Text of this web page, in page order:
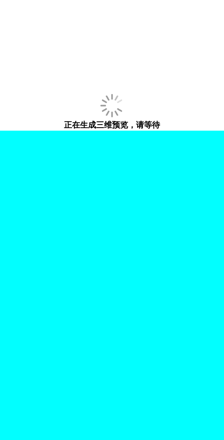
正在生成三维预览，请等待